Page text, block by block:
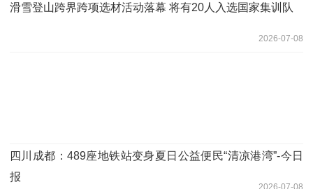
滑雪登山跨界跨项选材活动落幕 将有20人入选国家集训队
2026-07-08
四川成都：489座地铁站变身夏日公益便民“清凉港湾”-今日
报
2026-07-08